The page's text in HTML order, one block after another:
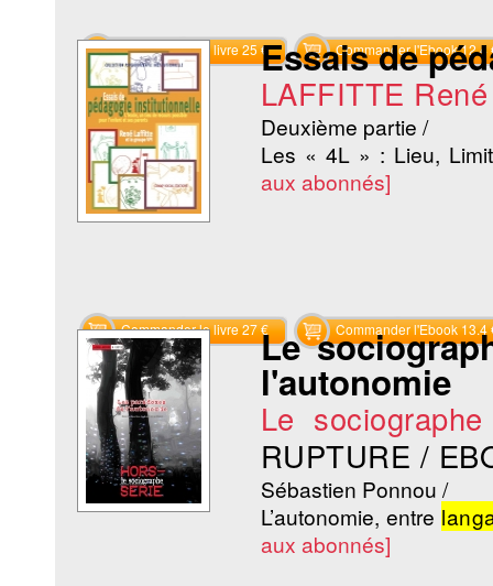
Commander le livre 25 € Commander l'Ebook 12.4
Essais de
LAFFITTE René
Deuxième partie /
Les « 4L » : Lieu,
aux abonnés]
Commander le livre 27 € Commander l'Ebook 13.4
Le
l'autonomie
Le sociographe
RUPTURE /
Sébastien Ponnou /
L’autonomie, entre
aux abonnés]